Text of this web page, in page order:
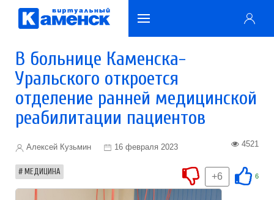
В больнице Каменска-
Уральского откроется
отделение ранней медицинской
реабилитации пациентов
Алексей Кузьмин 16 февраля 2023 4521
МЕДИЦИНА 6
+6